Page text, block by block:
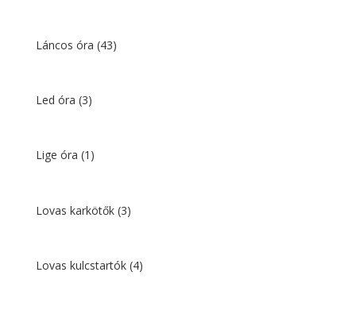
Láncos óra (43)
Led óra (3)
Lige óra (1)
Lovas karkötők (3)
Lovas kulcstartók (4)